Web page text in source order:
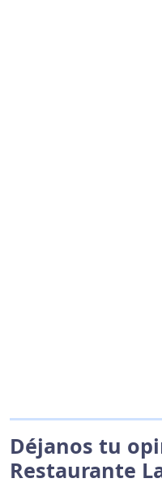
Déjanos tu
Restaurante